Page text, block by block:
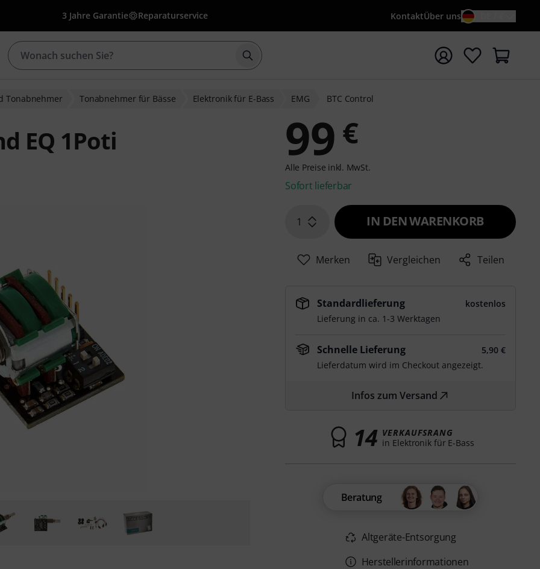
3 Jahre Garantie Reparaturservice KontaktÜber uns
Suche mit Suchwort {searchTerm} starten
Tonabnehmer Tonabnehmer für Bässe Elektronik für E-Bass EMG BTC Control
EQ 1Poti 99 €
Alle Preise inkl. MwSt.
Sofort lieferbar
1 IN DEN WARENKORB
Merken Vergleichen Teilen
Standardlieferung
kostenlos
Lieferung in ca. 1-3 Werktagen
Schnelle Lieferung
5,90 €
Lieferdatum wird im Checkout angezeigt.
Infos zum Versand
14 VERKAUFSRANG
in Elektronik für E-Bass
Beratung
Altgeräte-Entsorgung
Herstellerinformationen